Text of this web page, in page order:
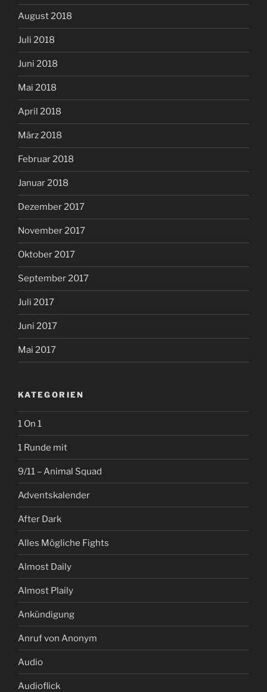
August 2018
Juli 2018
Juni 2018
Mai 2018
April 2018
März 2018
Februar 2018
Januar 2018
Dezember 2017
November 2017
Oktober 2017
September 2017
Juli 2017
Juni 2017
Mai 2017
KATEGORIEN
1 On 1
1 Runde mit
9/11 – Animal Squad
Adventskalender
After Dark
Alles Mögliche Fights
Almost Daily
Almost Plaily
Ankündigung
Anruf von Anonym
Audio
Audioflick